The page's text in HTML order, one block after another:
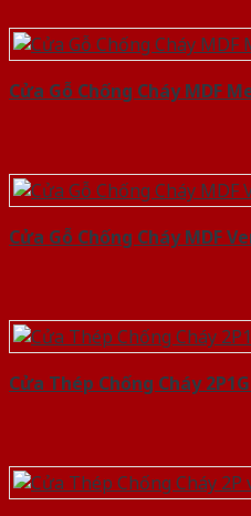
Cửa Gỗ Chống Cháy MDF
Cửa Gỗ Chống Cháy MDF
Cửa Thép Chống Cháy